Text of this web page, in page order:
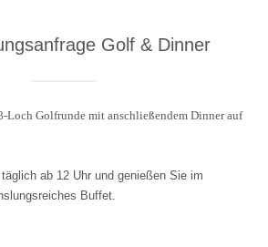
Golf & Dinner
Loch Golfrunde mit anschließendem Dinner auf
ab 12 Uhr und genießen Sie im
Buffet.